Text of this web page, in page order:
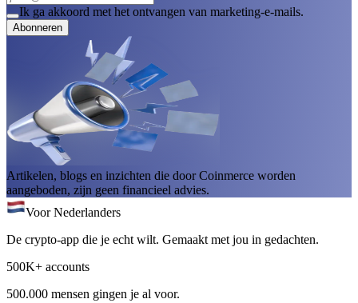
Ik ga akkoord met het ontvangen van marketing-e-mails.
Abonneren
Artikelen, blogs en inzichten die door Coinmerce worden
aangeboden, zijn geen financieel advies.
Voor Nederlanders
De crypto-app die je echt wilt. Gemaakt met jou in gedachten.
500K+ accounts
500.000 mensen gingen je al voor.